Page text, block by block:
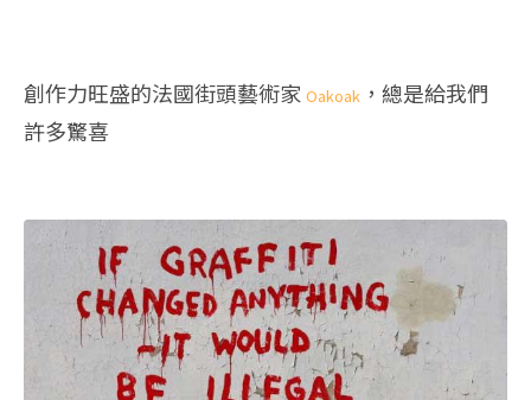
創作力旺盛的法國街頭藝術家 Oakoak ，總是給我們
許多驚喜